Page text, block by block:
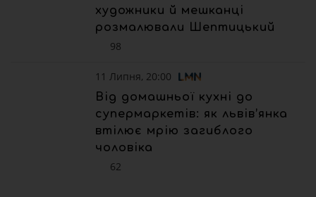
художники й мешканці
розмалювали Шептицький
98
11 Липня, 20:00
Від домашньої кухні до
супермаркетів: як львів’янка
втілює мрію загиблого
чоловіка
62